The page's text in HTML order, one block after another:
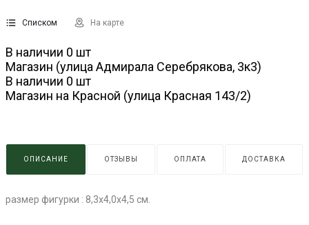
Списком На карте
В наличии 0 шт
Магазин (улица Адмирала Серебрякова, 3к3)
В наличии 0 шт
Магазин на Красной (улица Красная 143/2)
ОПИСАНИЕ ОТЗЫВЫ ОПЛАТА ДОСТАВКА
размер фигурки : 8,3х4,0х4,5 см.